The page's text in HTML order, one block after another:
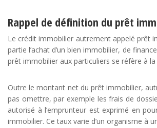
Rappel de définition du prêt
Le crédit immobilier autrement appelé prêt
partie l’achat d’un bien immobilier, de
prêt immobilier aux particuliers se réfère à
Outre le montant net du prêt immobilier,
pas omettre, par exemple les frais de
autorisé à l’emprunteur est exprimé en
immobilier. Ce taux varie d’un organisme à